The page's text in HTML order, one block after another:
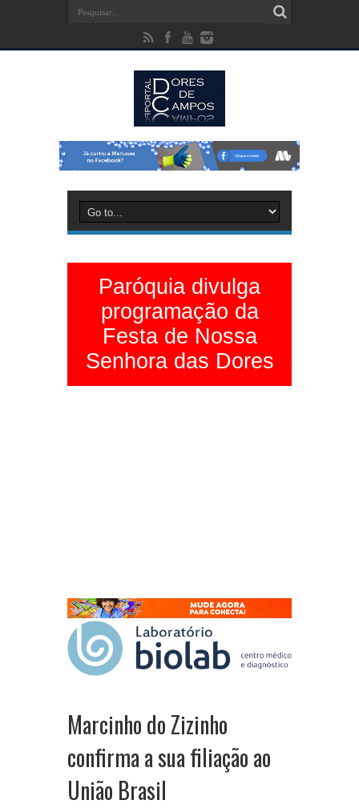
Paróquia divulga
programação da
Festa de Nossa
Senhora das Dores
Marcinho do Zizinho
confirma a sua filiação ao
União Brasil